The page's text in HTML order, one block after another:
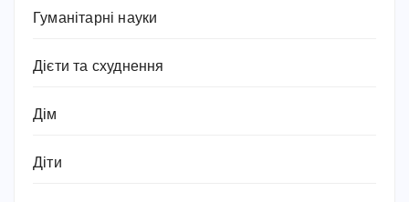
Гуманітарні науки
Дієти та схуднення
Дім
Діти